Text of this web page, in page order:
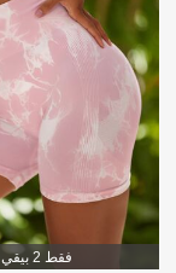
فقط 2 بيقي